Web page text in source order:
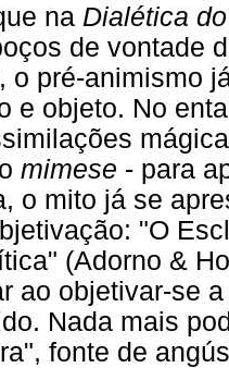
na Dialética
de vontade
o pré-animismo
e objeto. No
mimese - para
o mito já se
"O
(Adorno &
ao objetivar-se
Nada mais
fonte de